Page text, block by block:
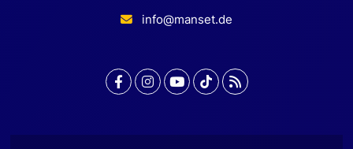
info@manset.de